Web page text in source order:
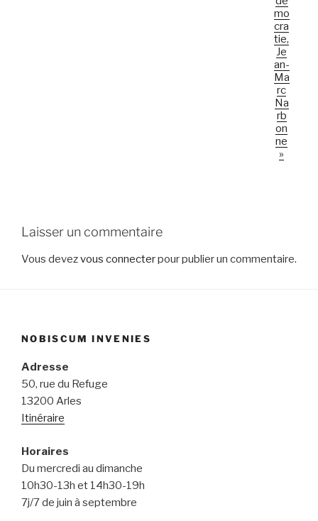
mo
cra
tie,
Je
an-
Ma
rc
Na
rb
on
ne
»
Laisser un commentaire
Vous devezvous connecterpour publier un commentaire.
NOBISCUM INVENIES
Adresse
50, rue du Refuge
13200 Arles
Itinéraire
Horaires
Du mercredi au dimanche
10h30-13h et 14h30-19h
7j/7 de juin à septembre